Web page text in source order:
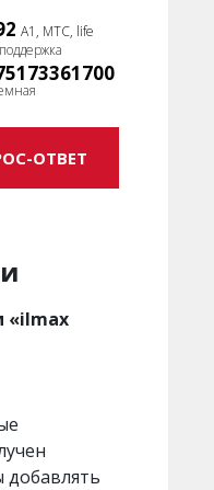
A1, MTC, life
life
ОТВЕТ
«ilmax
добавлять